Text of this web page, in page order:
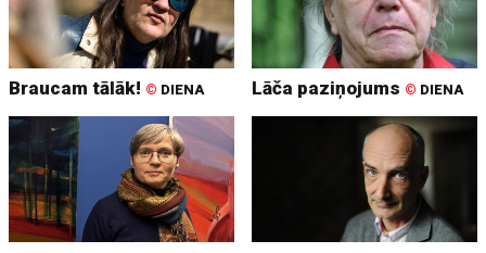
Braucam tālāk! © DIENA Lāča paziņojums © DIENA